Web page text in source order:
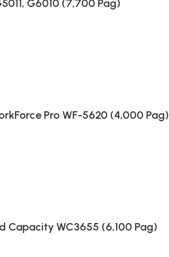
G6010 (7,700 Pag)
Pro WF-5620 (4,000 Pag)
Capacity WC3655 (6,100 Pag)